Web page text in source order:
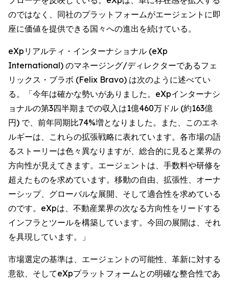
のではなく、同社のプラットフォームがエージェントに即
座に価値を提供できる国々への進出を続けている。
eXpリアルティ・インターナショナル (eXp
International) のマネージング/ディレクターであるフェ
リックス・ブラボ (Felix Bravo) は次のように述べてい
る。「今年は確かな勢いがありました。eXpインターナシ
ョナルの第3四半期までの収入は1億460万ドル (約163億
円) で、前年同期比74%増となりました。また、このエネ
ルギーは、これらの拡張戦略に表れています。各市場の語
るストーリーは色々異なりますが、総合的に見ると業界の
方向性が見えてきます。エージェントは、手数料や研修を
超えたものを求めています。移動の自由、拡張性、オーナ
ーシップ、グローバルな展開、そして適合性を求めている
のです。eXpは、不動産業界の次なる方向性をリードする
インフラとツールを構築しています。今回の展開は、それ
を具現しています。」
市場選定の基準は、エージェントの可能性、革新に対する
意欲、そしてeXpプラットフォームとの明確な整合性であ